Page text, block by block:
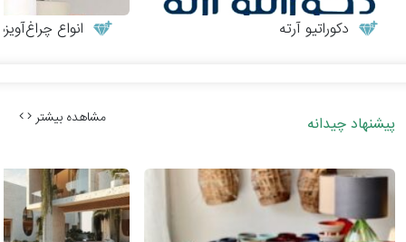
دکوراتیو آرته انواع
پیشنهاد چیدانه مشاهده بیشتر